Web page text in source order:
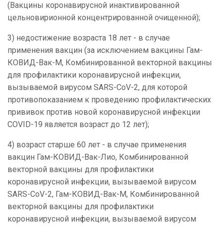
(Вакцины коронавирусной инактивированной
цельновирионной концентрированной очищенной);
3) недостижение возраста 18 лет - в случае
применения вакцин (за исключением вакцины Гам-
КОВИД-Вак-М, Комбинированной векторной вакцины
для профилактики коронавирусной инфекции,
вызываемой вирусом SARS-CoV-2, для которой
противопоказанием к проведению профилактических
прививок против новой коронавирусной инфекции
COVID-19 является возраст до 12 лет);
4) возраст старше 60 лет - в случае применения
вакцин Гам-КОВИД-Вак-Лио, Комбинированной
векторной вакцины для профилактики
коронавирусной инфекции, вызываемой вирусом
SARS-CoV-2, Гам-КОВИД-Вак-М, Комбинированной
векторной вакцины для профилактики
коронавирусной инфекции, вызываемой вирусом